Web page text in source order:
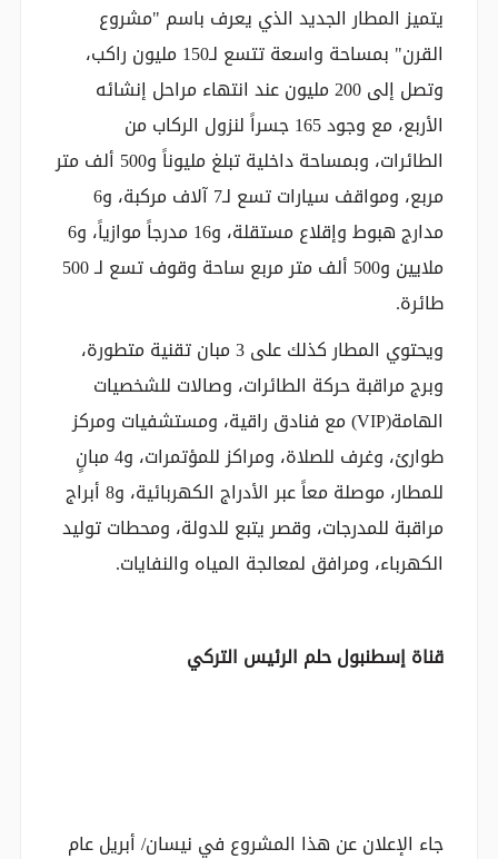
يتميز المطار الجديد الذي يعرف باسم "مشروع
القرن" بمساحة واسعة تتسع لـ150 مليون راكب،
وتصل إلى 200 مليون عند انتهاء مراحل إنشائه
الأربع، مع وجود 165 جسراً لنزول الركاب من
الطائرات، وبمساحة داخلية تبلغ مليوناً و500 ألف متر
مربع، ومواقف سيارات تسع لـ7 آلاف مركبة، و6
مدارج هبوط وإقلاع مستقلة، و16 مدرجاً موازياً، و6
ملايين و500 ألف متر مربع ساحة وقوف تسع لـ 500
طائرة.
ويحتوي المطار كذلك على 3 مبان تقنية متطورة،
وبرج مراقبة حركة الطائرات، وصالات للشخصيات
الهامة(VIP) مع فنادق راقية، ومستشفيات ومركز
طوارئ، وغرف للصلاة، ومراكز للمؤتمرات، و4 مبانٍ
للمطار، موصلة معاً عبر الأدراج الكهربائية، و8 أبراج
مراقبة للمدرجات، وقصر يتبع للدولة، ومحطات توليد
الكهرباء، ومرافق لمعالجة المياه والنفايات.
قناة إسطنبول حلم الرئيس التركي
جاء الإعلان عن هذا المشروع في نيسان/ أبريل عام